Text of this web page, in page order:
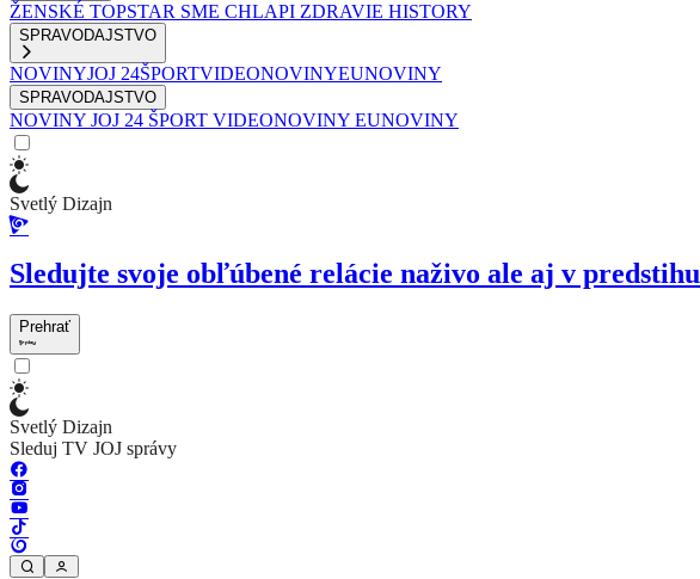
ŽENSKÉ TOPSTAR SME CHLAPI ZDRAVIE HISTORY
SPRAVODAJSTVO
NOVINYJOJ 24ŠPORTVIDEONOVINYEUNOVINY
SPRAVODAJSTVO
NOVINY JOJ 24 ŠPORT VIDEONOVINY EUNOVINY
Svetlý Dizajn
Sledujte svoje obľúbené relácie naživo ale aj v predstihu
Prehrať
Svetlý Dizajn
Sleduj TV JOJ správy